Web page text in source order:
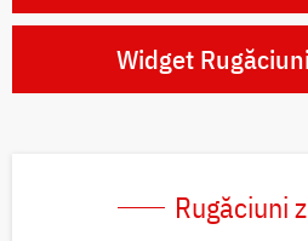
Widget
Rugăciuni